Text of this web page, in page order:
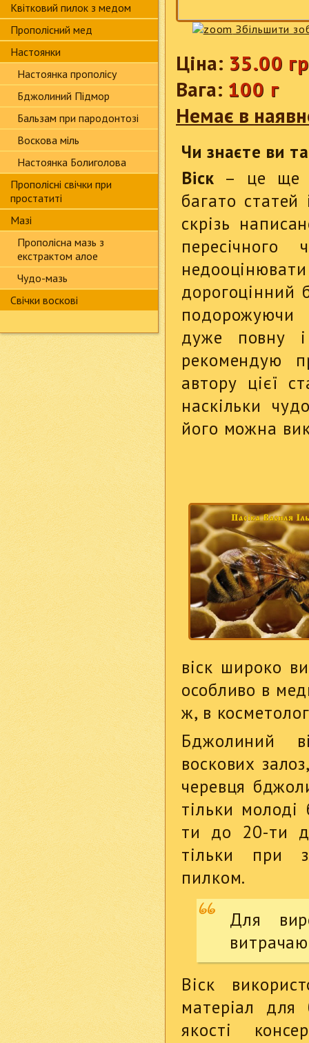
Квітковий пилок з медом
Прополісний мед
Настоянки
Настоянка прополісу
Бджолиний Підмор
Бальзам при пародонтозі
Воскова міль
Настоянка Болиголова
Прополісні свічки при
простатиті
Мазі
Прополісна мазь з
екстрактом алое
Чудо-мазь
Свічки воскові
Збільшити
Ціна: 35.00
Вага: 100 г
Немає в
Чи знаєте ви
Віск – це ще
багато
скрізь
дорогоцінний
подорожуючи
дуже повну
рекомендую
автору цієї
наскільки
його можна
віск широко
особливо в
ж, в
Бджолиний
воскових
черевця
тільки
ти до 20-ти
тільки при
пилком.
Для
Віск
матеріал для
якості